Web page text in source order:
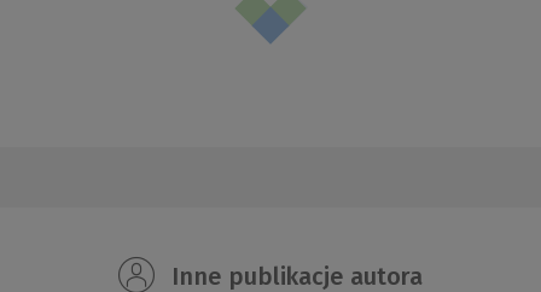
Inne publikacje autora